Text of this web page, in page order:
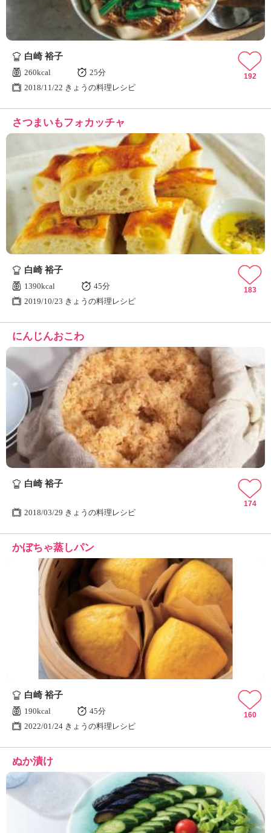
白崎 裕子
260kcal
25分
2018/11/22 きょうの料理レシピ
192
さつまいもフォカッチャ
白崎 裕子
1390kcal
45分
2019/10/23 きょうの料理レシピ
183
にんじんおこわ
白崎 裕子
2018/03/29 きょうの料理レシピ
174
かぼちゃ蒸しパン
白崎 裕子
190kcal
45分
2022/01/24 きょうの料理レシピ
160
ぬか漬け